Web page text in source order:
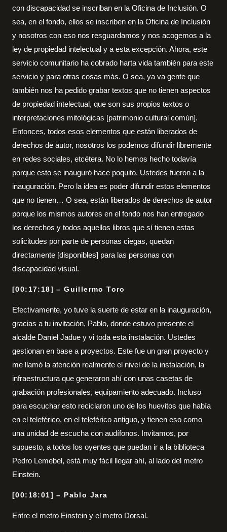
con discapacidad se inscriban en la Oficina de Inclusión. O
sea, en el fondo, ellos se inscriben en la Oficina de Inclusión
y nosotros con eso nos resguardamos y nos acogemos a la
ley de propiedad intelectual y a esta excepción. Ahora, este
servicio comunitario ha cobrado harta vida también para este
servicio y para otras cosas más. O sea, ya va gente que
también nos ha pedido grabar textos que no tienen aspectos
de propiedad intelectual, que son sus propios textos o
interpretaciones mitológicas [patrimonio cultural común].
Entonces, todos esos elementos que están liberados de
derechos de autor, nosotros los podemos difundir libremente
en redes sociales, etcétera. No lo hemos hecho todavía
porque esto se inauguró hace poquito. Ustedes fueron a la
inauguración. Pero la idea es poder difundir estos elementos
que no tienen… O sea, están liberados de derechos de autor
porque los mismos autores en el fondo nos han entregado
los derechos y todos aquellos libros que sí tienen estas
solicitudes por parte de personas ciegas, quedan
directamente [disponibles] para las personas con
discapacidad visual.
[00:17:18] – Guillermo Toro
Efectivamente, yo tuve la suerte de estar en la inauguración,
gracias a tu invitación, Pablo, donde estuvo presente el
alcalde Daniel Jadue y vi toda esta instalación. Ustedes
gestionan en base a proyectos. Este fue un gran proyecto y
me llamó la atención realmente el nivel de la instalación, la
infraestructura que generaron ahí con unas casetas de
grabación profesionales, equipamiento adecuado. Incluso
para escuchar esto reciclaron uno de los huevitos que había
en el teleférico, en el teleférico antiguo, y tienen eso como
una unidad de escucha con audífonos. Invitamos, por
supuesto, a todos los oyentes que puedan ir a la biblioteca
Pedro Lemebel, está muy fácil llegar ahí, al lado del metro
Einstein.
[00:18:01] – Pablo Jara
Entre el metro Einstein y el metro Dorsal.